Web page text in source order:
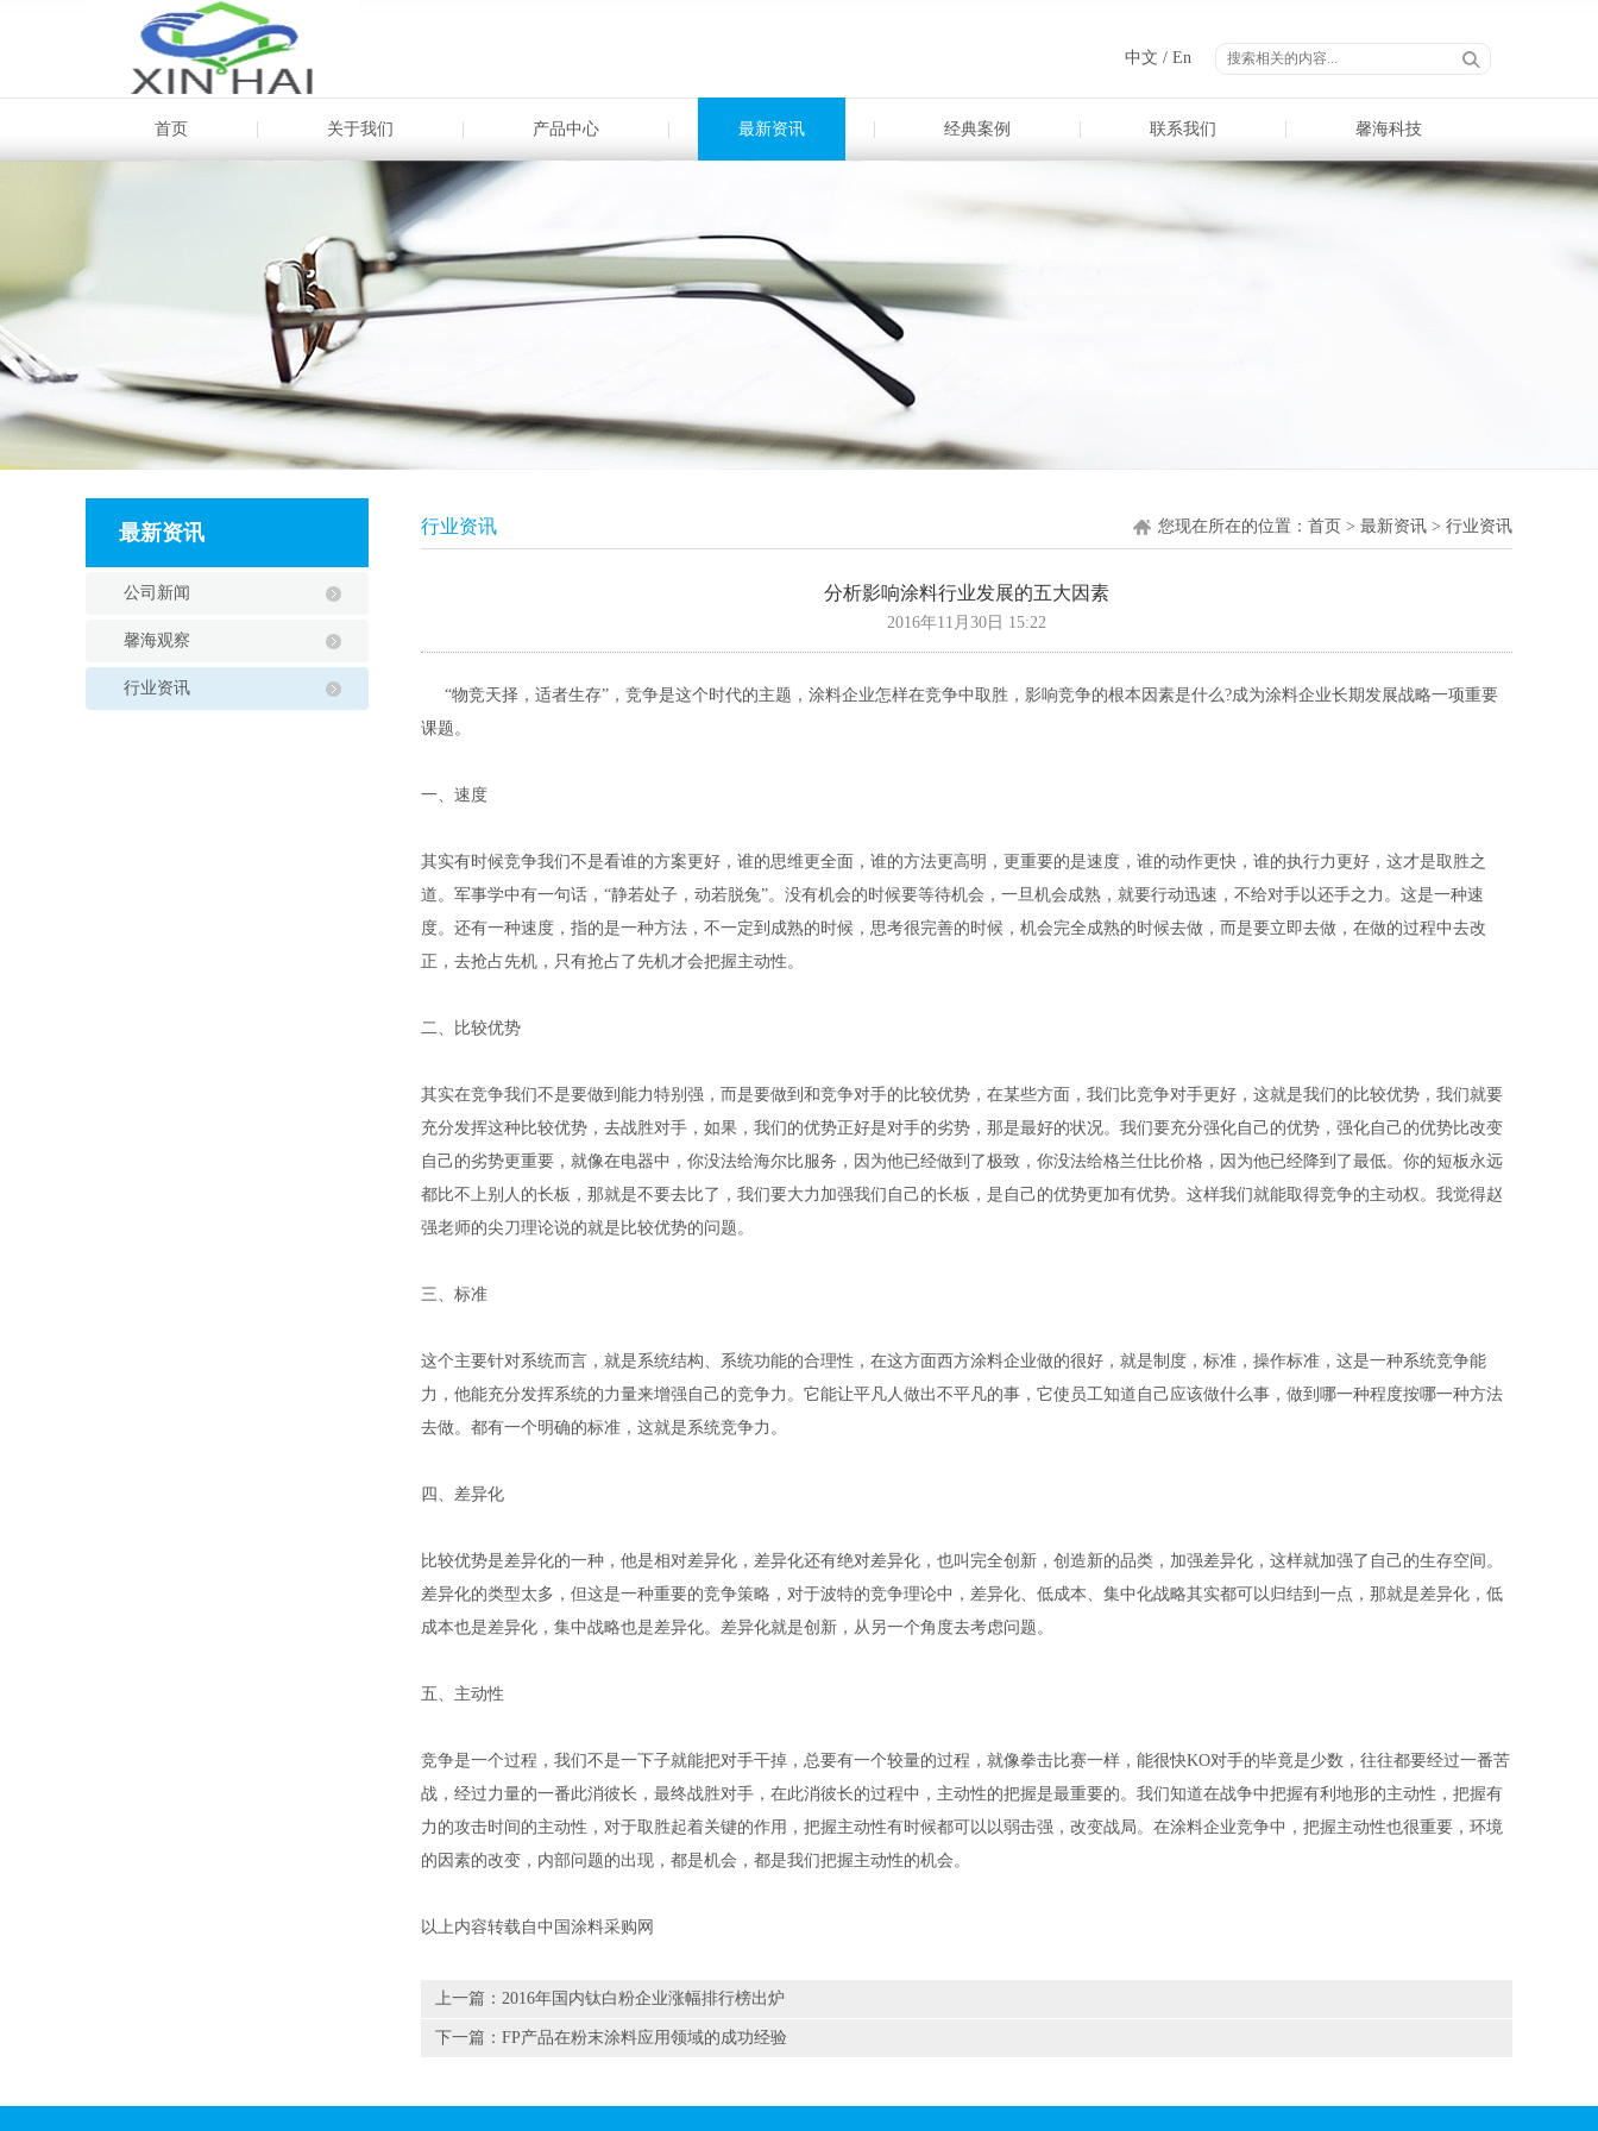
中文 / En
首页 关于我们 产品中心 最新资讯 经典案例 联系我们 馨海科技
最新资讯
公司新闻
馨海观察
行业资讯
行业资讯 您现在所在的位置： 首页 > 最新资讯 > 行业资讯
分析影响涂料行业发展的五大因素
2016年11月30日 15:22
“物竞天择，适者生存”，竞争是这个时代的主题，涂料企业怎样在竞争中取胜，影响竞争的根本因素是什么?成为涂料企业长期发展战略一项重要
课题。
一、速度
其实有时候竞争我们不是看谁的方案更好，谁的思维更全面，谁的方法更高明，更重要的是速度，谁的动作更快，谁的执行力更好，这才是取胜之
道。军事学中有一句话，“静若处子，动若脱兔”。没有机会的时候要等待机会，一旦机会成熟，就要行动迅速，不给对手以还手之力。这是一种速
度。还有一种速度，指的是一种方法，不一定到成熟的时候，思考很完善的时候，机会完全成熟的时候去做，而是要立即去做，在做的过程中去改
正，去抢占先机，只有抢占了先机才会把握主动性。
二、比较优势
其实在竞争我们不是要做到能力特别强，而是要做到和竞争对手的比较优势，在某些方面，我们比竞争对手更好，这就是我们的比较优势，我们就要
充分发挥这种比较优势，去战胜对手，如果，我们的优势正好是对手的劣势，那是最好的状况。我们要充分强化自己的优势，强化自己的优势比改变
自己的劣势更重要，就像在电器中，你没法给海尔比服务，因为他已经做到了极致，你没法给格兰仕比价格，因为他已经降到了最低。你的短板永远
都比不上别人的长板，那就是不要去比了，我们要大力加强我们自己的长板，是自己的优势更加有优势。这样我们就能取得竞争的主动权。我觉得赵
强老师的尖刀理论说的就是比较优势的问题。
三、标准
这个主要针对系统而言，就是系统结构、系统功能的合理性，在这方面西方涂料企业做的很好，就是制度，标准，操作标准，这是一种系统竞争能
力，他能充分发挥系统的力量来增强自己的竞争力。它能让平凡人做出不平凡的事，它使员工知道自己应该做什么事，做到哪一种程度按哪一种方法
去做。都有一个明确的标准，这就是系统竞争力。
四、差异化
比较优势是差异化的一种，他是相对差异化，差异化还有绝对差异化，也叫完全创新，创造新的品类，加强差异化，这样就加强了自己的生存空间。
差异化的类型太多，但这是一种重要的竞争策略，对于波特的竞争理论中，差异化、低成本、集中化战略其实都可以归结到一点，那就是差异化，低
成本也是差异化，集中战略也是差异化。差异化就是创新，从另一个角度去考虑问题。
五、主动性
竞争是一个过程，我们不是一下子就能把对手干掉，总要有一个较量的过程，就像拳击比赛一样，能很快KO对手的毕竟是少数，往往都要经过一番苦
战，经过力量的一番此消彼长，最终战胜对手，在此消彼长的过程中，主动性的把握是最重要的。我们知道在战争中把握有利地形的主动性，把握有
力的攻击时间的主动性，对于取胜起着关键的作用，把握主动性有时候都可以以弱击强，改变战局。在涂料企业竞争中，把握主动性也很重要，环境
的因素的改变，内部问题的出现，都是机会，都是我们把握主动性的机会。
以上内容转载自中国涂料采购网
上一篇： 2016年国内钛白粉企业涨幅排行榜出炉
下一篇： FP产品在粉末涂料应用领域的成功经验